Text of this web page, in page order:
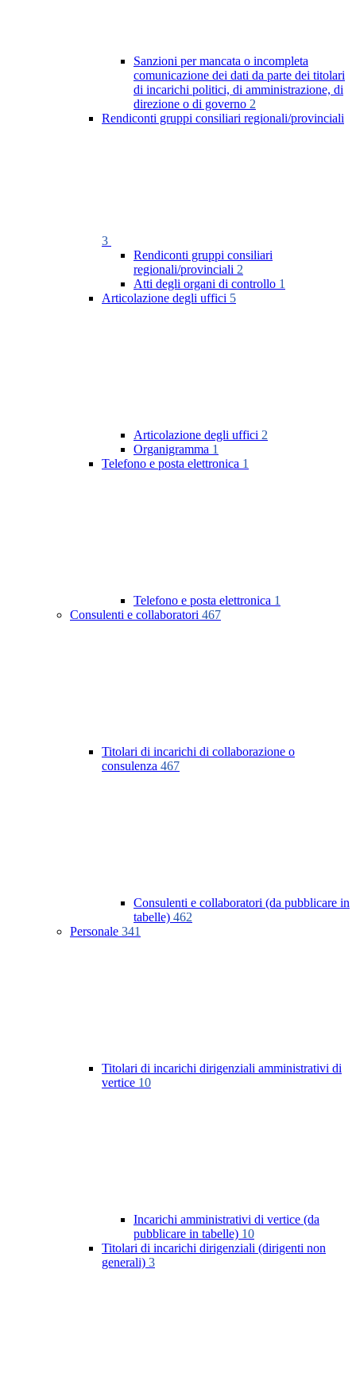
Sanzioni per mancata o incompleta
comunicazione dei dati da parte dei titolari
di incarichi politici, di amministrazione, di
direzione o di governo 2
Rendiconti gruppi consiliari regionali/provinciali
3
Rendiconti gruppi consiliari
regionali/provinciali 2
Atti degli organi di controllo 1
Articolazione degli uffici 5
Articolazione degli uffici 2
Organigramma 1
Telefono e posta elettronica 1
Telefono e posta elettronica 1
Consulenti e collaboratori 467
Titolari di incarichi di collaborazione o
consulenza 467
Consulenti e collaboratori (da pubblicare in
tabelle) 462
Personale 341
Titolari di incarichi dirigenziali amministrativi di
vertice 10
Incarichi amministrativi di vertice (da
pubblicare in tabelle) 10
Titolari di incarichi dirigenziali (dirigenti non
generali) 3